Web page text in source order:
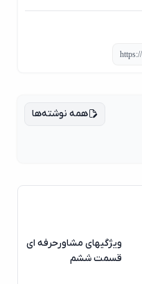
همه نوشته‌ها
ویژگیهای مشاورحرفه ای
قسمت ششم